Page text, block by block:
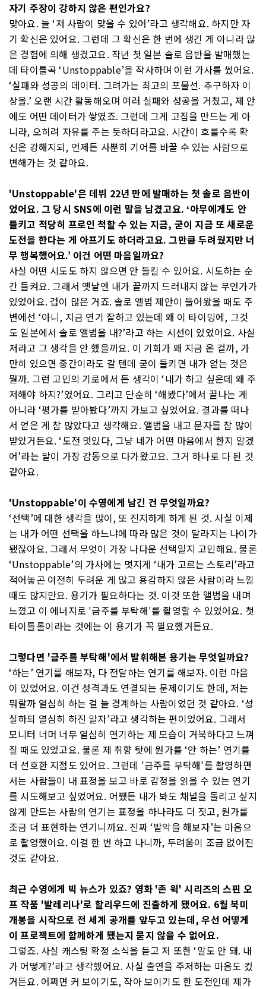
자기 주장이 강하지 않은 편인가요?
맞아요. 늘 ‘저 사람이 맞을 수 있어’라고 생각해요. 하지만 자
기 확신은 있어요. 그런데 그 확신은 한 번에 생긴 게 아니라 많
은 경험에 의해 생겼고요. 작년 첫 일본 솔로 음반을 발매했는
데 타이틀곡 ‘Unstoppable’을 작사하며 이런 가사를 썼어요.
‘실패와 성공의 데이터. 그려가는 최고의 포물선. 추구하자 이
상을.’ 오랜 시간 활동해오며 여러 실패와 성공을 거쳤고, 제 안
에도 어떤 데이터가 쌓였죠. 그런데 그게 고집을 만드는 게 아
니라, 오히려 자유를 주는 듯하더라고요. 시간이 흐를수록 확
신은 강해지되, 언제든 사뿐히 기어를 바꿀 수 있는 사람으로
변해가는 것 같아요.
'Unstoppable'은 데뷔 22년 만에 발매하는 첫 솔로 음반이
었어요. 그 당시 SNS에 이런 말을 남겼고요. ‘아무에게도 안
들키고 적당히 프로인 척할 수 있는 지금, 굳이 지금 또 새로운
도전을 한다는 게 아프기도 하더라고요. 그만큼 두려웠지만 너
무 행복했어요.’ 이건 어떤 마음일까요?
사실 어떤 시도도 하지 않으면 안 들킬 수 있어요. 시도하는 순
간 들켜요. 그래서 옛날엔 내가 끝까지 드러내지 않는 무언가가
있었어요. 겁이 많은 거죠. 솔로 앨범 제안이 들어왔을 때도 주
변에선 ‘아니, 지금 연기 잘하고 있는데 왜 이 타이밍에, 그것
도 일본에서 솔로 앨범을 내?’라고 하는 시선이 있었어요. 사실
저라고 그 생각을 안 했을까요. 이 기회가 왜 지금 온 걸까, 가
만히 있으면 중간이라도 갈 텐데 굳이 들키면 내가 얻는 것은
뭘까. 그런 고민의 기로에서 든 생각이 ‘내가 하고 싶은데 왜 주
저해야 하지?’였어요. 그리고 단순히 ‘해봤다’에서 끝나는 게
아니라 ‘평가를 받아봤다’까지 가보고 싶었어요. 결과를 떠나
서 얻은 게 참 많았다고 생각해요. 앨범을 내고 문자를 참 많이
받았거든요. ‘도전 멋있다, 그냥 네가 어떤 마음에서 한지 알겠
어’라는 말이 가장 감동으로 다가왔고요. 그거 하나로 다 된 것
같아요.
'Unstoppable'이 수영에게 남긴 건 무엇일까요?
‘선택’에 대한 생각을 많이, 또 진지하게 하게 된 것. 사실 이제
는 내가 어떤 선택을 하느냐에 따라 많은 것이 달라지는 나이가
됐잖아요. 그래서 무엇이 가장 나다운 선택일지 고민해요. 물론
‘Unstoppable’의 가사에는 멋지게 ‘내가 고르는 스토리’라고
적어놓곤 여전히 두려운 게 많고 용감하지 않은 사람이라 느낄
때도 많지만요. 용기가 필요하다는 것. 이것 또한 앨범을 내며
느꼈고 이 에너지로 '금주를 부탁해'를 촬영할 수 있었어요. 첫
타이틀롤이라는 것에는 이 용기가 꼭 필요했거든요.
그렇다면 '금주를 부탁해'에서 발휘해본 용기는 무엇일까요?
‘하는’ 연기를 해보자, 다 전달하는 연기를 해보자. 이런 마음
이 있었어요. 이건 성격과도 연결되는 문제이기도 한데, 저는
뭐랄까 열심히 하는 걸 늘 경계하는 사람이었던 것 같아요. ‘성
실하되 열심히 하진 말자’라고 생각하는 편이었어요. 그래서
모니터 너머 너무 열심히 연기하는 제 모습이 거북하다고 느껴
질 때도 있었고요. 물론 제 취향 탓에 뭔가를 ‘안 하는’ 연기를
더 선호한 지점도 있어요. 그런데 '금주를 부탁해'를 촬영하면
서는 사람들이 내 표정을 보고 바로 감정을 읽을 수 있는 연기
를 시도해보고 싶었어요. 어쨌든 내가 봐도 채널을 돌리고 싶지
않게 만드는 사람의 연기는 표정을 하나라도 더 짓고, 뭔가를
조금 더 표현하는 연기니까요. 진짜 ‘발악을 해보자’는 마음으
로 촬영했어요. 이걸 한 번 하고 나니까, 두려움이 조금 없어진
것도 같아요.
최근 수영에게 빅 뉴스가 있죠? 영화 '존 윅' 시리즈의 스핀 오
프 작품 '발레리나'로 할리우드에 진출하게 됐어요. 6월 북미
개봉을 시작으로 전 세계 공개를 앞두고 있는데, 우선 어떻게
이 프로젝트에 함께하게 됐는지 묻지 않을 수 없어요.
그렇죠. 사실 캐스팅 확정 소식을 듣고 저 또한 ‘말도 안 돼. 내
가 어떻게?’라고 생각했어요. 사실 출연을 주저하는 마음도 컸
거든요. 어쩌면 커 보이기도, 작아 보이기도 한 도전인데 제가